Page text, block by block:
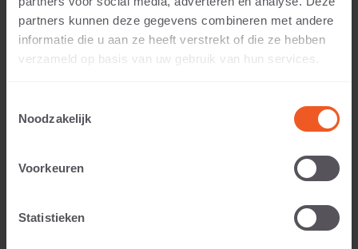
partners kunnen deze gegevens combineren met andere
informatie die u aan ze heeft verstrekt of die ze hebben
verzameld op basis van uw gebruik van hun services.
Noodzakelijk
Voorkeuren
Statistieken
15 CM DIKTE